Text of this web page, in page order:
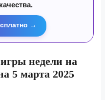
→
недели на
5 марта 2025